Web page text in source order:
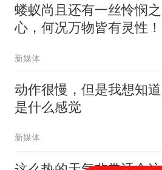
蝼蚁尚且还有一丝怜悯之
心，何况万物皆有灵性！
新媒体
动作很慢，但是我想知道
是什么感觉
新媒体